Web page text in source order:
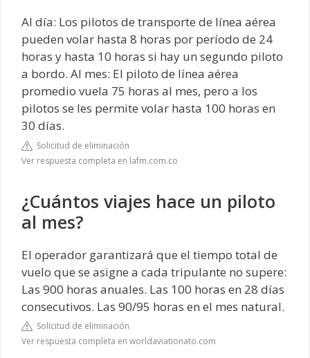
Al día: Los pilotos de transporte de línea aérea
pueden volar hasta 8 horas por período de 24
horas y hasta 10 horas si hay un segundo piloto
a bordo. Al mes: El piloto de línea aérea
promedio vuela 75 horas al mes, pero a los
pilotos se les permite volar hasta 100 horas en
30 días.
Solicitud de eliminación
Ver respuesta completa en lafm.com.co
¿Cuántos viajes hace un piloto
al mes?
El operador garantizará que el tiempo total de
vuelo que se asigne a cada tripulante no supere:
Las 900 horas anuales. Las 100 horas en 28 días
consecutivos. Las 90/95 horas en el mes natural.
Solicitud de eliminación
Ver respuesta completa en worldaviationato.com